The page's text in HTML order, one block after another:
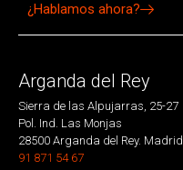
¿Hablamos ahora?
Arganda del Rey
Sierra de las Alpujarras, 25-27
Pol. Ind. Las Monjas
28500 Arganda del Rey. Madrid
91 871 54 67